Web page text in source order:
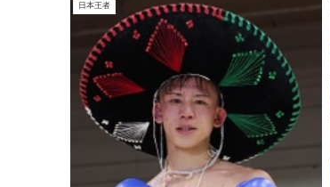
日本王者